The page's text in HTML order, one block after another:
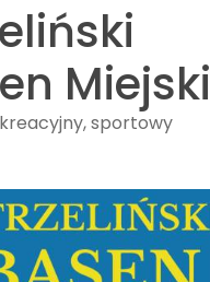
Miejski
sportowy